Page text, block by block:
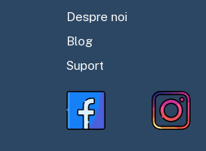
Despre noi
Blog
Suport